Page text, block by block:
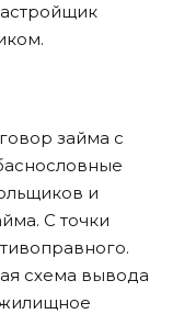
займа с
и
С точки
схема вывода